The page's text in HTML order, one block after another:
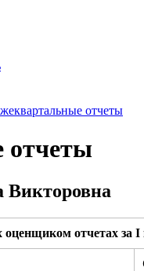
отчеты
отчеты
Викторовна
отчетах за I